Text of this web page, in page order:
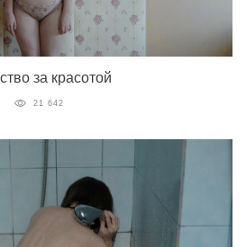
за красотой
21 642